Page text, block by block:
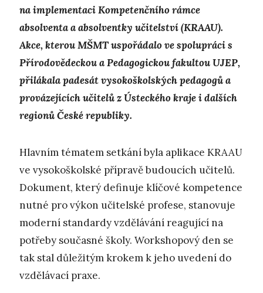
na implementaci Kompetenčního rámce
absolventa a absolventky učitelství (KRAAU).
Akce, kterou MŠMT uspořádalo ve spolupráci s
Přírodovědeckou a Pedagogickou fakultou UJEP,
přilákala padesát vysokoškolských pedagogů a
provázejících učitelů z Ústeckého kraje i dalších
regionů České republiky.
Hlavním tématem setkání byla aplikace KRAAU
ve vysokoškolské přípravě budoucích učitelů.
Dokument, který definuje klíčové kompetence
nutné pro výkon učitelské profese, stanovuje
moderní standardy vzdělávání reagující na
potřeby současné školy. Workshopový den se
tak stal důležitým krokem k jeho uvedení do
vzdělávací praxe.